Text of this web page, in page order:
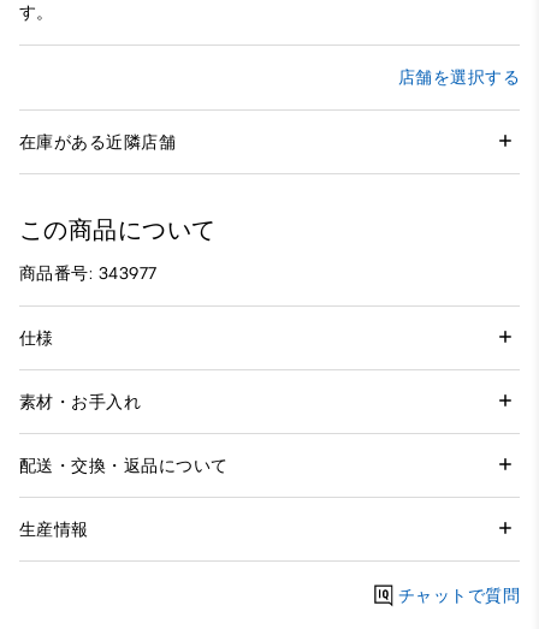
す。
店舗を選択する
在庫がある近隣店舗
この商品について
商品番号: 343977
仕様
素材・お手入れ
配送・交換・返品について
生産情報
チャットで質問